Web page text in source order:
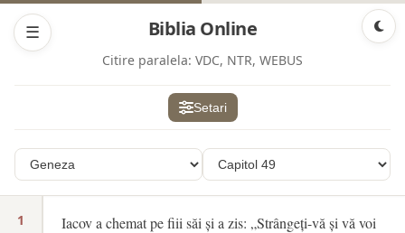
☰ Biblia Online
Citire paralela: VDC, NTR, WEBUS
Setari
1
Iacov a chemat pe fiii săi și a zis: „Strângeți-vă și vă voi